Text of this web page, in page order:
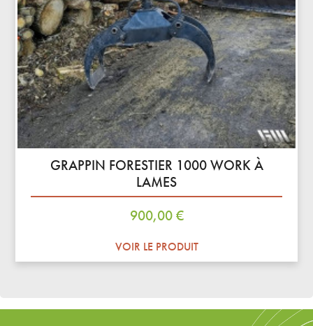
GRAPPIN FORESTIER 1000 WORK À
LAMES
Prix
900,00 €
VOIR LE PRODUIT